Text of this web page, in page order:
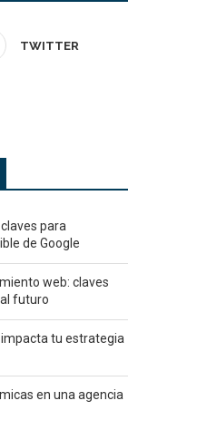
TWITTER
para
de Google
web: claves
futuro
tu estrategia
en una agencia